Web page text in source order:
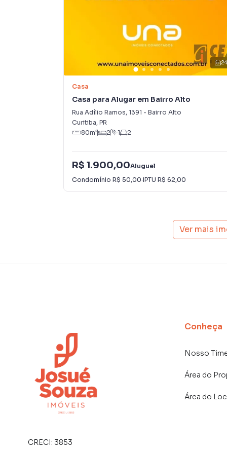
VALORES APROXIMADO NOS PRIMEIROS
2° ao 4° Mês R$2.015,76
5° Mês R$1.890,76
24
Casa
Casa para Alugar em Bairro Alto
Rua Adílio Ramos, 1391 - Bairro Alto
Curitiba, PR
80m² 2 1 2
R$ 1.900,00Aluguel
Condomínio R$ 50,00·IPTU R$ 62,00
Ver mais
CRECI: 3853
Conheça
Nosso
Área do
Área do